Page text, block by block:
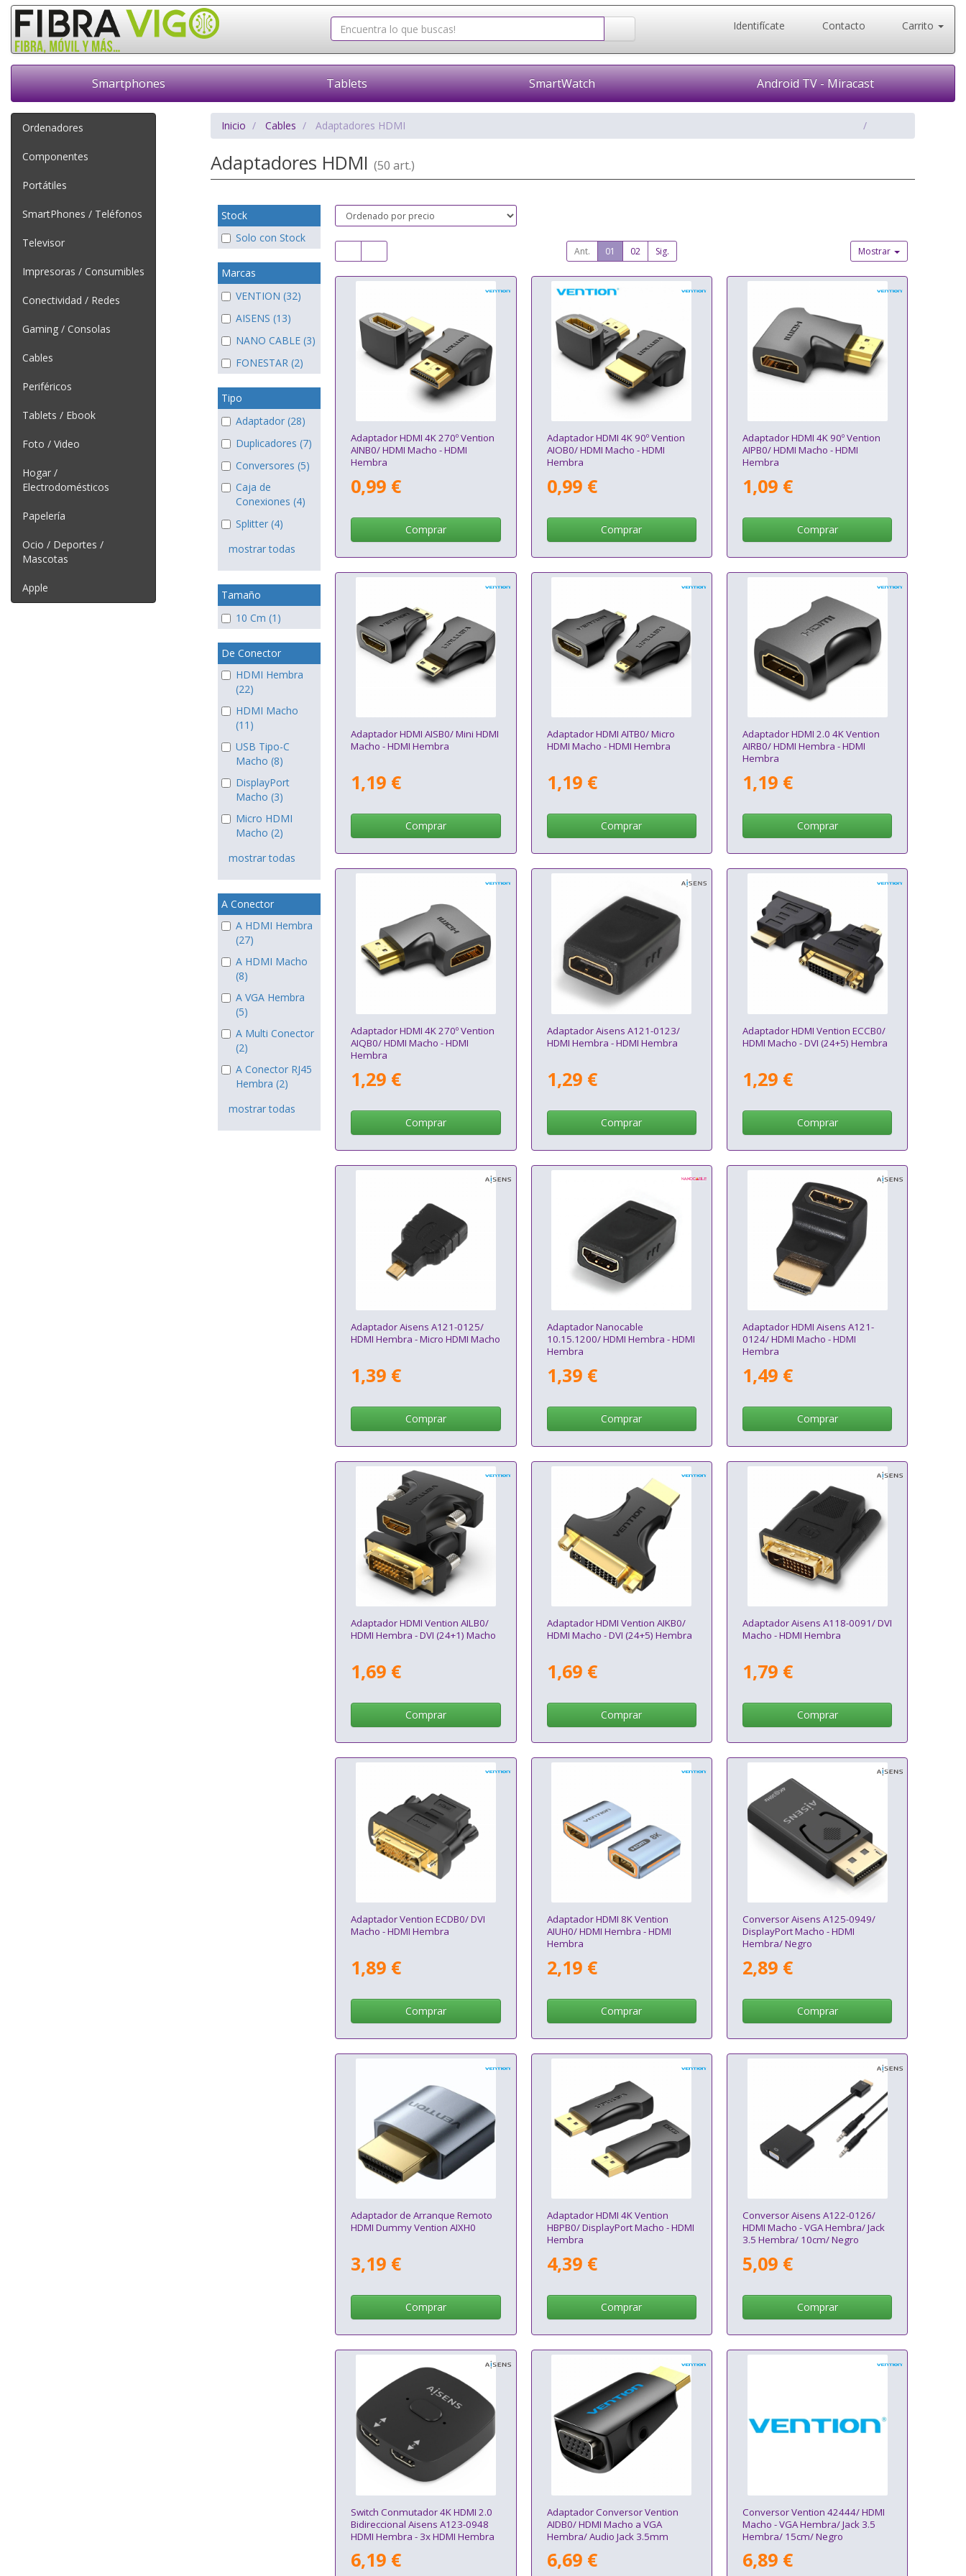
Identifícate Contacto Carrito
Smartphones Tablets SmartWatch Android TV - Miracast
Ordenadores
Componentes
Portátiles
SmartPhones / Teléfonos
Televisor
Impresoras / Consumibles
Conectividad / Redes
Gaming / Consolas
Cables
Periféricos
Tablets / Ebook
Foto / Video
Hogar /
Electrodomésticos
Papelería
Ocio / Deportes /
Mascotas
Apple
Inicio Cables Adaptadores HDMI
Adaptadores HDMI (50 art.)
Stock
Solo con Stock
Marcas
VENTION (32)
AISENS (13)
NANO CABLE (3)
FONESTAR (2)
Tipo
Adaptador (28)
Duplicadores (7)
Conversores (5)
Caja de
Conexiones (4)
Splitter (4)
mostrar todas
Tamaño
10 Cm (1)
De Conector
HDMI Hembra
(22)
HDMI Macho
(11)
USB Tipo-C
Macho (8)
DisplayPort
Macho (3)
Micro HDMI
Macho (2)
mostrar todas
A Conector
A HDMI Hembra
(27)
A HDMI Macho
(8)
A VGA Hembra
(5)
A Multi Conector
(2)
A Conector RJ45
Hembra (2)
mostrar todas
Ant. 01 02 Sig. Mostrar
Adaptador HDMI 4K 270º Vention
AINB0/ HDMI Macho - HDMI
Hembra
0,99 €
Comprar
Adaptador HDMI 4K 90º Vention
AIOB0/ HDMI Macho - HDMI
Hembra
0,99 €
Comprar
Adaptador HDMI 4K 90º Vention
AIPB0/ HDMI Macho - HDMI
Hembra
1,09 €
Comprar
Adaptador HDMI AISB0/ Mini HDMI
Macho - HDMI Hembra
1,19 €
Comprar
Adaptador HDMI AITB0/ Micro
HDMI Macho - HDMI Hembra
1,19 €
Comprar
Adaptador HDMI 2.0 4K Vention
AIRB0/ HDMI Hembra - HDMI
Hembra
1,19 €
Comprar
Adaptador HDMI 4K 270º Vention
AIQB0/ HDMI Macho - HDMI
Hembra
1,29 €
Comprar
Adaptador Aisens A121-0123/
HDMI Hembra - HDMI Hembra
1,29 €
Comprar
Adaptador HDMI Vention ECCB0/
HDMI Macho - DVI (24+5) Hembra
1,29 €
Comprar
Adaptador Aisens A121-0125/
HDMI Hembra - Micro HDMI Macho
1,39 €
Comprar
Adaptador Nanocable
10.15.1200/ HDMI Hembra - HDMI
Hembra
1,39 €
Comprar
Adaptador HDMI Aisens A121-
0124/ HDMI Macho - HDMI
Hembra
1,49 €
Comprar
Adaptador HDMI Vention AILB0/
HDMI Hembra - DVI (24+1) Macho
1,69 €
Comprar
Adaptador HDMI Vention AIKB0/
HDMI Macho - DVI (24+5) Hembra
1,69 €
Comprar
Adaptador Aisens A118-0091/ DVI
Macho - HDMI Hembra
1,79 €
Comprar
Adaptador Vention ECDB0/ DVI
Macho - HDMI Hembra
1,89 €
Comprar
Adaptador HDMI 8K Vention
AIUH0/ HDMI Hembra - HDMI
Hembra
2,19 €
Comprar
Conversor Aisens A125-0949/
DisplayPort Macho - HDMI
Hembra/ Negro
2,89 €
Comprar
Adaptador de Arranque Remoto
HDMI Dummy Vention AIXH0
3,19 €
Comprar
Adaptador HDMI 4K Vention
HBPB0/ DisplayPort Macho - HDMI
Hembra
4,39 €
Comprar
Conversor Aisens A122-0126/
HDMI Macho - VGA Hembra/ Jack
3.5 Hembra/ 10cm/ Negro
5,09 €
Comprar
Switch Conmutador 4K HDMI 2.0
Bidireccional Aisens A123-0948
HDMI Hembra - 3x HDMI Hembra
6,19 €
Adaptador Conversor Vention
AIDB0/ HDMI Macho a VGA
Hembra/ Audio Jack 3.5mm
6,69 €
Conversor Vention 42444/ HDMI
Macho - VGA Hembra/ Jack 3.5
Hembra/ 15cm/ Negro
6,89 €